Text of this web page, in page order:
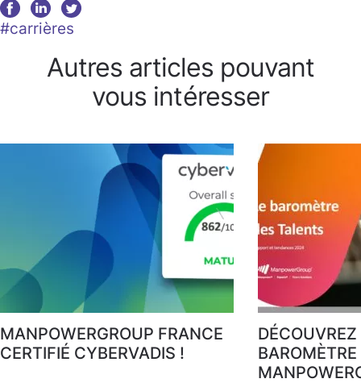
#carrières
Autres articles pouvant
vous intéresser
MANPOWERGROUP FRANCE
CERTIFIÉ CYBERVADIS !
DÉCOUVREZ